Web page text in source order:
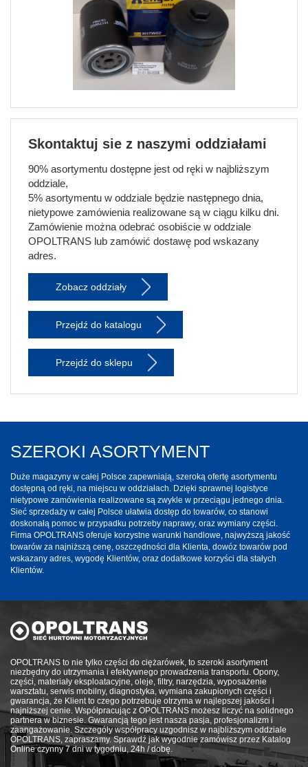
Skontaktuj sie z naszymi oddziałami
90% asortymentu dostępne jest od ręki w najbliższym
oddziale,
5% asortymentu w oddziale będzie następnego dnia,
nietypowe zamówienia realizowane są w ciągu kilku dni.
Zamówienie można odebrać osobiście w oddziale
OPOLTRANS lub zamówić dostawę pod wskazany
adres.
Zobacz oddziały
Przejdź do katalogu
Przejdź do sklepu
OPOLTRANS to nie tylko części do ciężarówek, to szeroki asortyment
niezbędny do utrzymania i efektywnego prowadzenia transportu. Opony,
części, materiały eksploatacyjne, oleje, filtry, narzędzia, wyposażenie
warsztatu, serwis mobilny, diagnostyka, wymiana zakupionych części i
gwarancja, że Klient to czego potrzebuje otrzyma w najlepszej jakości i
najniższej cenie. Współpracując z OPOLTRANS możesz liczyć na solidnego
partnera w biznesie. Gwarancją tego jest nasza pasja, profesjonalizm i
zaangażowanie. Szczegóły współpracy uzgodnisz w najbliższym oddziale
OPOLTRANS, zapraszamy. Sprawdź jak wygodnie zamówisz przez Katalog
Online czynny 7 dni w tygodniu, 24h / dobę.
SZEROKI ASORTYMENT
Duże magazyny w całej Polsce zapewniają, szeroką ofertę asortymentu
dostępną od ręki, na miejscu w oddziałach. Dzięki sprawnej logistyce
nietypowe zamówienia realizowane są zwykle w przeciągu jednego dnia.
Sieć sprzedaży w całej Polsce ułatwia dostęp do towarów, co stanowi
doskonałą pomoc w przypadku potrzeby naprawy, oraz wymiany części.
Firma OPOLTRANS oferuje korzystne warunki handlowe, najwyższą jakość
towarów za najniższą cenę, oszczędności dla Klienta, dowóz towarów pod
wskazany adres, wygodę Klientów, oraz dodatkowe korzyści dla stałych
Klientów.